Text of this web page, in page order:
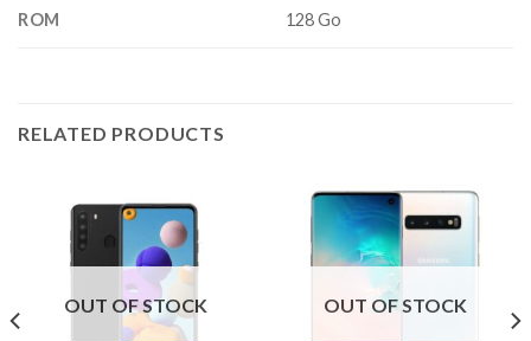
ROM 128 Go
RELATED PRODUCTS
OUT OF STOCK OUT OF STOCK